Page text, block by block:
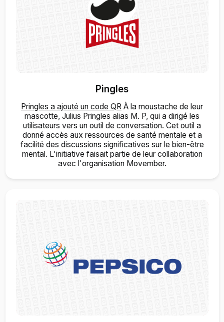
Pingles
Pringles a ajouté un code QR À la moustache de leur
mascotte, Julius Pringles alias M. P, qui a dirigé les
utilisateurs vers un outil de conversation. Cet outil a
donné accès aux ressources de santé mentale et a
facilité des discussions significatives sur le bien-être
mental. L'initiative faisait partie de leur collaboration
avec l'organisation Movember.